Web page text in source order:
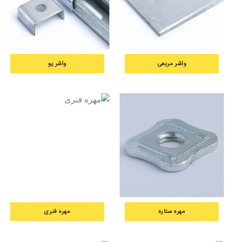
واشر مربعی واشر یو
مهره ستاره مهره فنری